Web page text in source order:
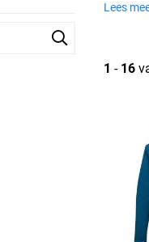
Lees
1 - 16